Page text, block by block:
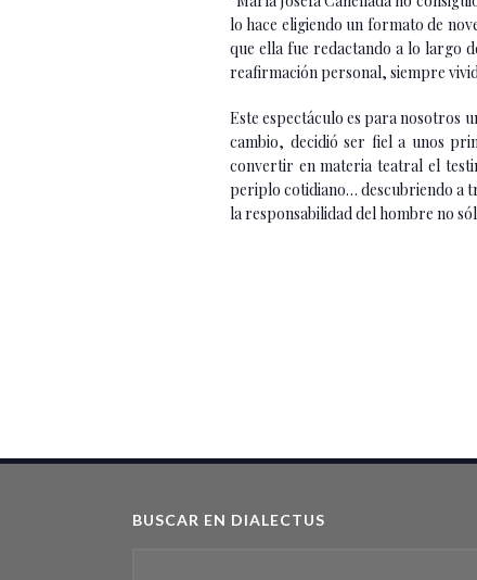
lo hace eligiendo un formato de
que ella fue redactando a lo largo
reafirmación personal, siempre
Este espectáculo es para nosotros
cambio, decidió ser fiel a unos
convertir en materia teatral el
periplo cotidiano… descubriendo a
la responsabilidad del hombre no
BUSCAR EN DIALECTUS